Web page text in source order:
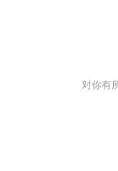
对你有